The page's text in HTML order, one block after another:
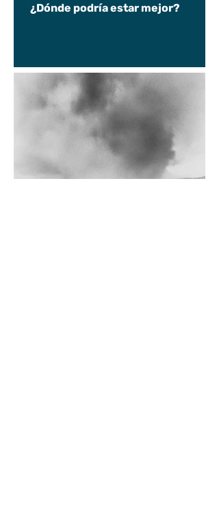
¿Dónde podría estar mejor?